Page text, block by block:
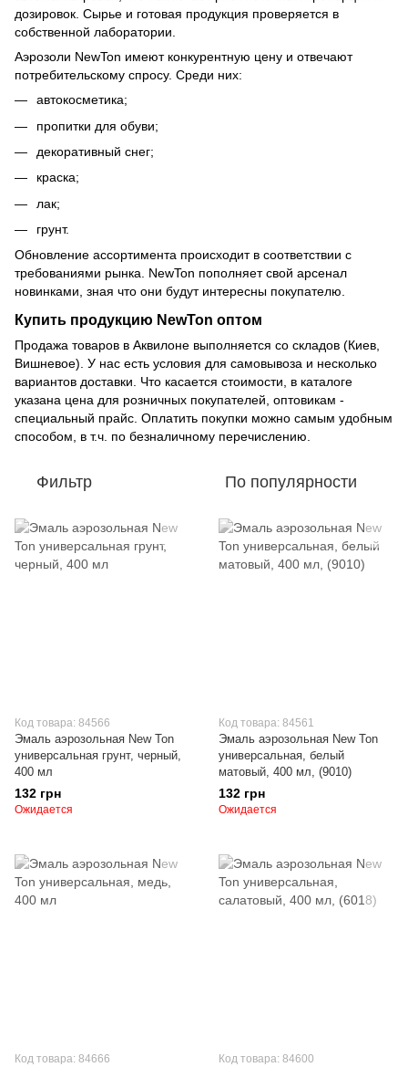
дозировок. Сырье и готовая продукция проверяется в
собственной лаборатории.
Аэрозоли NewTon имеют конкурентную цену и отвечают
потребительскому спросу. Среди них:
автокосметика;
пропитки для обуви;
декоративный снег;
краска;
лак;
грунт.
Обновление ассортимента происходит в соответствии с
требованиями рынка. NewTon пополняет свой арсенал
новинками, зная что они будут интересны покупателю.
Купить продукцию NewTon оптом
Продажа товаров в Аквилоне выполняется со складов (Киев,
Вишневое). У нас есть условия для самовывоза и несколько
вариантов доставки. Что касается стоимости, в каталоге
указана цена для розничных покупателей, оптовикам -
специальный прайс. Оплатить покупки можно самым удобным
способом, в т.ч. по безналичному перечислению.
Фильтр По популярности
Код товара: 84566
Эмаль аэрозольная New Ton
универсальная грунт, черный,
400 мл
132 грн
Ожидается
Код товара: 84561
Эмаль аэрозольная New Ton
универсальная, белый
матовый, 400 мл, (9010)
132 грн
Ожидается
Код товара: 84666 Код товара: 84600